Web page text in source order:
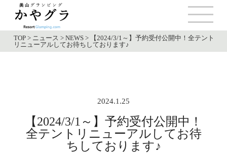
TOP > ニュース >NEWS >
【2024/3/1～】予約受付公開中！全テント
リニューアルしてお待ちしております♪
2024.1.25
【2024/3/1～】予約受付公開中！
全テントリニューアルしてお待
ちしております♪